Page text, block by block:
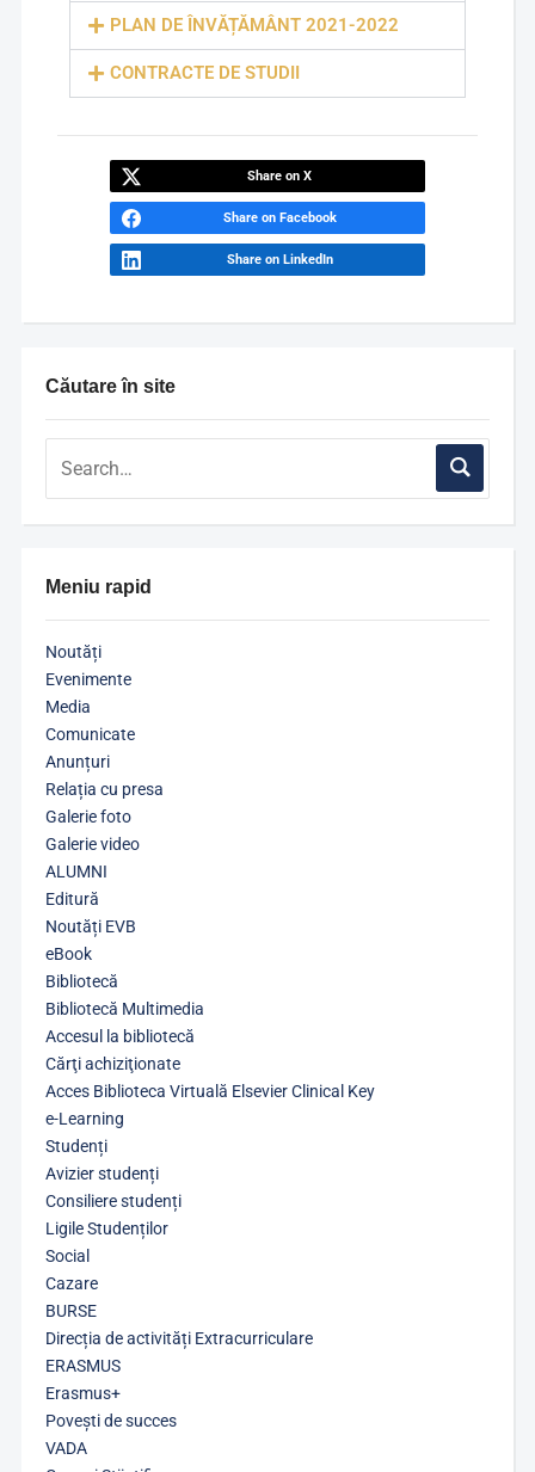
Căutare în site
Meniu rapid
Noutăți
Evenimente
Media
Comunicate
Anunțuri
Relația cu presa
Galerie foto
Galerie video
ALUMNI
Editură
Noutăți EVB
eBook
Bibliotecă
Bibliotecă Multimedia
Accesul la bibliotecă
Cărţi achiziţionate
Acces Biblioteca Virtuală Elsevier Clinical Key
e-Learning
Studenți
Avizier studenți
Consiliere studenți
Ligile Studenților
Social
Cazare
BURSE
Direcția de activități Extracurriculare
ERASMUS
Erasmus+
Povești de succes
VADA
PLAN DE ÎNVĂȚĂMÂNT 2021-2022
CONTRACTE DE STUDII
Share on X
Share on Facebook
Share on LinkedIn